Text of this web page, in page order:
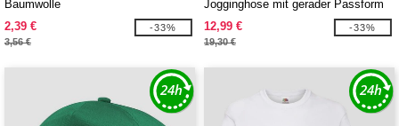
Baumwolle
2,39 €
3,56 €
-33%
Jogginghose mit gerader Passform
für Herren
12,99 €
19,30 €
-33%